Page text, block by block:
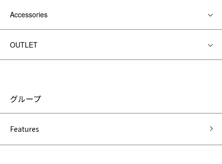
Accessories
OUTLET
グループ
Features